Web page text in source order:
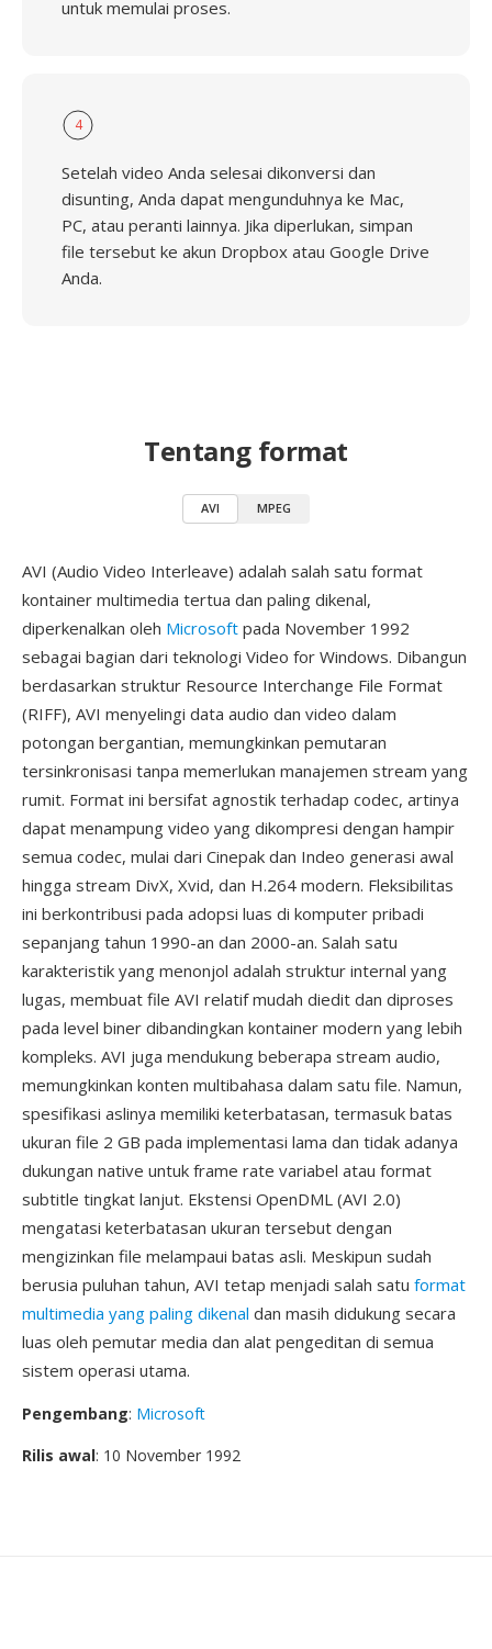
untuk memulai proses.
4
Setelah video Anda selesai dikonversi dan
disunting, Anda dapat mengunduhnya ke Mac,
PC, atau peranti lainnya. Jika diperlukan, simpan
file tersebut ke akun Dropbox atau Google Drive
Anda.
Tentang format
AVI MPEG
AVI (Audio Video Interleave) adalah salah satu format
kontainer multimedia tertua dan paling dikenal,
diperkenalkan oleh Microsoft pada November 1992
sebagai bagian dari teknologi Video for Windows. Dibangun
berdasarkan struktur Resource Interchange File Format
(RIFF), AVI menyelingi data audio dan video dalam
potongan bergantian, memungkinkan pemutaran
tersinkronisasi tanpa memerlukan manajemen stream yang
rumit. Format ini bersifat agnostik terhadap codec, artinya
dapat menampung video yang dikompresi dengan hampir
semua codec, mulai dari Cinepak dan Indeo generasi awal
hingga stream DivX, Xvid, dan H.264 modern. Fleksibilitas
ini berkontribusi pada adopsi luas di komputer pribadi
sepanjang tahun 1990-an dan 2000-an. Salah satu
karakteristik yang menonjol adalah struktur internal yang
lugas, membuat file AVI relatif mudah diedit dan diproses
pada level biner dibandingkan kontainer modern yang lebih
kompleks. AVI juga mendukung beberapa stream audio,
memungkinkan konten multibahasa dalam satu file. Namun,
spesifikasi aslinya memiliki keterbatasan, termasuk batas
ukuran file 2 GB pada implementasi lama dan tidak adanya
dukungan native untuk frame rate variabel atau format
subtitle tingkat lanjut. Ekstensi OpenDML (AVI 2.0)
mengatasi keterbatasan ukuran tersebut dengan
mengizinkan file melampaui batas asli. Meskipun sudah
berusia puluhan tahun, AVI tetap menjadi salah satu format
multimedia yang paling dikenal dan masih didukung secara
luas oleh pemutar media dan alat pengeditan di semua
sistem operasi utama.
Pengembang: Microsoft
Rilis awal: 10 November 1992